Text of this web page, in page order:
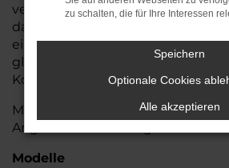
verfügbar. Zusätzlich ermöglicht
das Zentrallager mit mehr als
eine schnelle und
gleich, ob ein kompakter
Kombi oder ein sportliches
Machen Sie sich ein Bild von
Angebot an Fahrzeugen der
Modelle
zu schalten, die für Ihre Interessen
Speichern
Optionale Cookies
Alle akzeptieren